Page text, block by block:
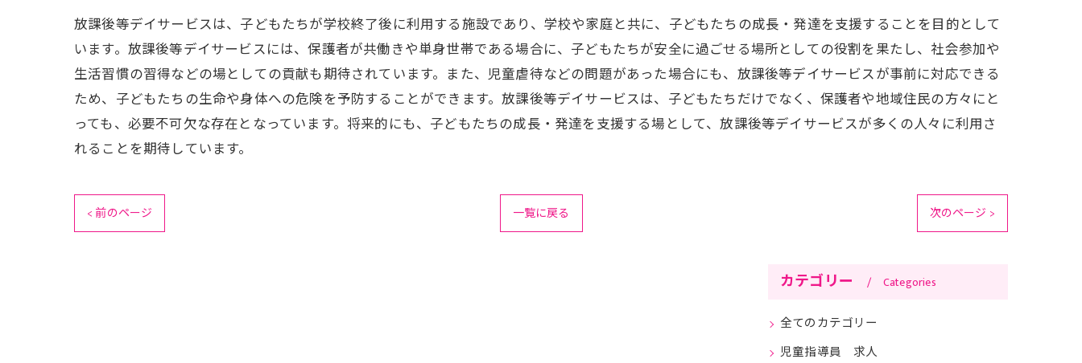
放課後等デイサービスは、子どもたちが学校終了後に利用する施設であり、学校や家庭と共に、子どもたちの成長・発達を支援することを目的として
います。放課後等デイサービスには、保護者が共働きや単身世帯である場合に、子どもたちが安全に過ごせる場所としての役割を果たし、社会参加や
生活習慣の習得などの場としての貢献も期待されています。また、児童虐待などの問題があった場合にも、放課後等デイサービスが事前に対応できる
ため、子どもたちの生命や身体への危険を予防することができます。放課後等デイサービスは、子どもたちだけでなく、保護者や地域住民の方々にと
っても、必要不可欠な存在となっています。将来的にも、子どもたちの成長・発達を支援する場として、放課後等デイサービスが多くの人々に利用さ
れることを期待しています。
< 前のページ 一覧に戻る 次のページ >
カテゴリー Categories
全てのカテゴリー
児童指導員 求人